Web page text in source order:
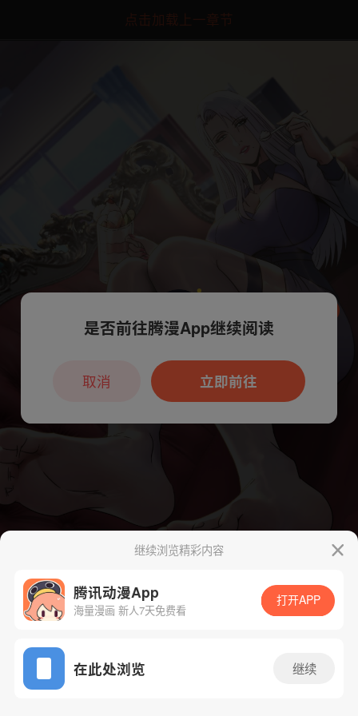
点击加载上一章节
App免费看
下一话 腾漫App免费看
继续浏览精彩内容
腾讯动漫App
海量漫画 新人7天免费看
打开APP
在此处浏览 继续
本章节仅支持App阅读，可打开App新用
户7天免费看
是否前往腾漫App继续阅读
立即前往
取消